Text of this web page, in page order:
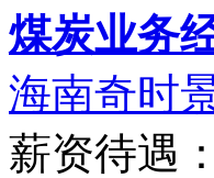
煤炭业务
海南奇时
薪资待遇